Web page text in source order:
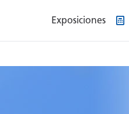
Exposiciones